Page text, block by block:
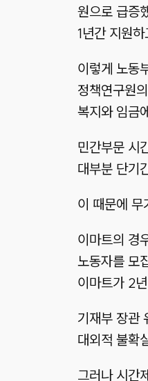
원으로 급증
1년간 지원
이렇게 노동
정책연구원
복지와 임금
민간부문 시
대부분 단기
이 때문에 무
이마트의 경
노동자를 모
이마트가 2
기재부 장관
대외적 불확
그러나 시간